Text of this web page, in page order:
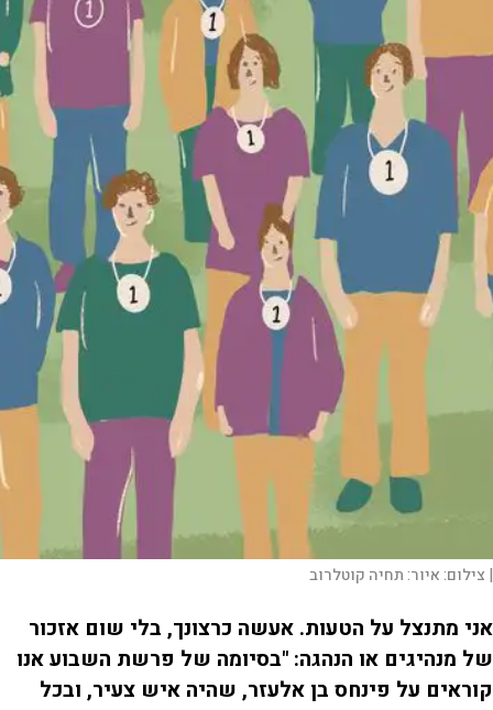
| צילום:איור: תחיה קוטלרוב
אני מתנצל על הטעות. אעשה כרצונך, בלי שום אזכור
של מנהיגים או הנהגה: "בסיומה של פרשת השבוע אנו
קוראים על פינחס בן אלעזר, שהיה איש צעיר, ובכל